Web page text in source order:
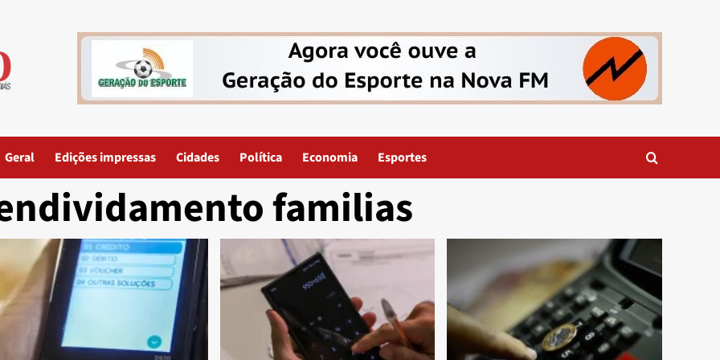
Geral Edições impressas Cidades Política Economia Esportes
familias